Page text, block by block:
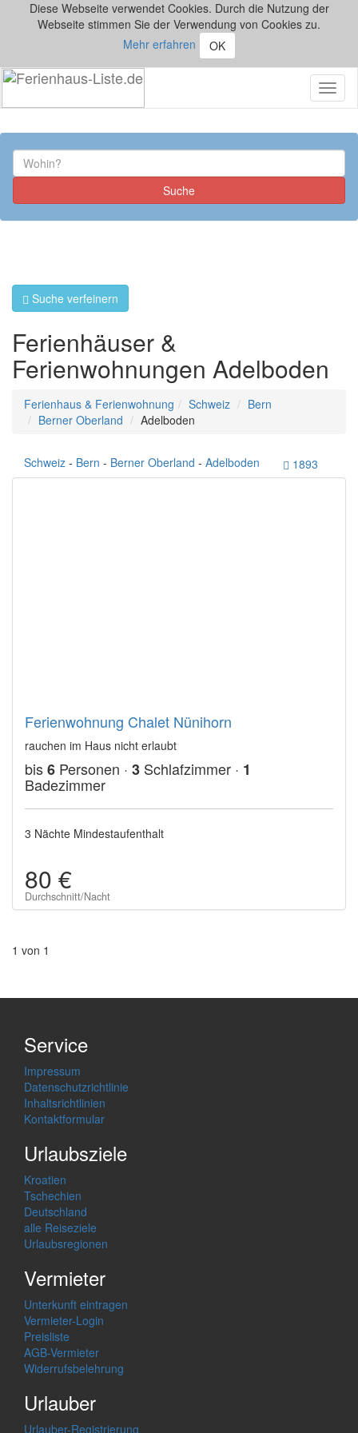
Diese Webseite verwendet Cookies. Durch die Nutzung der
Webseite stimmen Sie der Verwendung von Cookies zu.
Mehr erfahren
OK
Suche verfeinern
Ferienhäuser &
Ferienwohnungen Adelboden
Ferienhaus & Ferienwohnung Schweiz
Bern
Berner Oberland
Adelboden
Schweiz - Bern - Berner Oberland - Adelboden 1893
Ferienwohnung Chalet Nünihorn
rauchen im Haus nicht erlaubt
bis6 Personen · 3 Schlafzimmer · 1
Badezimmer
3 Nächte Mindestaufenthalt
80 €
Durchschnitt/Nacht
1 von 1
Service
Impressum
Datenschutzrichtlinie
Inhaltsrichtlinien
Kontaktformular
Urlaubsziele
Kroatien
Tschechien
Deutschland
alle Reiseziele
Urlaubsregionen
Vermieter
Unterkunft eintragen
Vermieter-Login
Preisliste
AGB-Vermieter
Widerrufsbelehrung
Urlauber
Urlauber-Registrierung